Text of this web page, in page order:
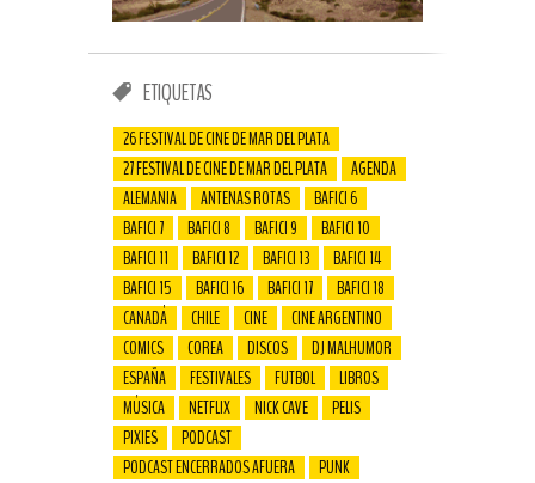
ETIQUETAS
26 FESTIVAL DE CINE DE MAR DEL PLATA
27 FESTIVAL DE CINE DE MAR DEL PLATA
AGENDA
ALEMANIA
ANTENAS ROTAS
BAFICI 6
BAFICI 7
BAFICI 8 BAFICI 9
BAFICI 10
BAFICI 11
BAFICI 12 BAFICI 13
BAFICI 14
BAFICI 15
BAFICI 16 BAFICI 17
BAFICI 18
CANADÁ
CHILE CINE
CINE ARGENTINO
COMICS
COREA DISCOS
DJ MALHUMOR
ESPAÑA
FESTIVALES FUTBOL
LIBROS
MÚSICA
NETFLIX NICK CAVE
PELIS
PIXIES
PODCAST
PODCAST ENCERRADOS AFUERA
PUNK